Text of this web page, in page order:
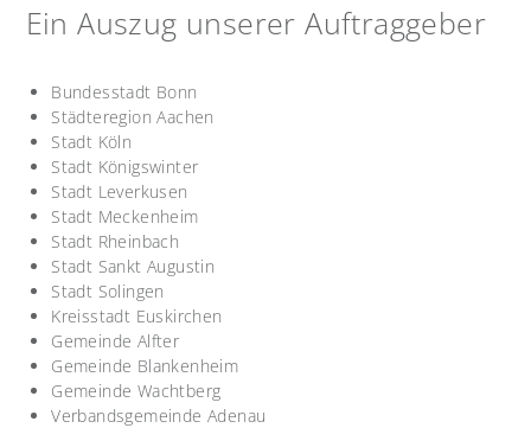
Ein Auszug unserer Auftraggeber
Bundesstadt Bonn
Städteregion Aachen
Stadt Köln
Stadt Königswinter
Stadt Leverkusen
Stadt Meckenheim
Stadt Rheinbach
Stadt Sankt Augustin
Stadt Solingen
Kreisstadt Euskirchen
Gemeinde Alfter
Gemeinde Blankenheim
Gemeinde Wachtberg
Verbandsgemeinde Adenau